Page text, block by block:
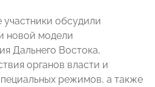
обсудили
новой модели
Дальнего Востока,
органов власти и
режимов, а также